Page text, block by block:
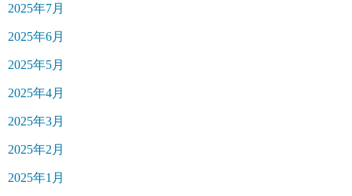
2025年7月
2025年6月
2025年5月
2025年4月
2025年3月
2025年2月
2025年1月